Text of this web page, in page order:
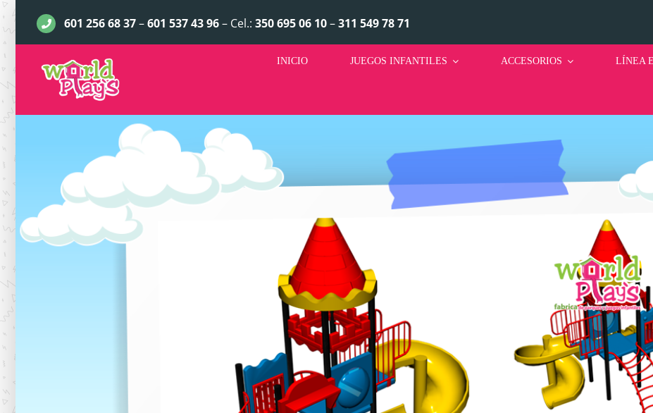
Saltar
al
contenido
601 256 68 37–601 537 43 96– Cel.: 350 695 06 10–311 549 78 71
INICIO JUEGOS INFANTILES ACCESORIOS LÍNEA